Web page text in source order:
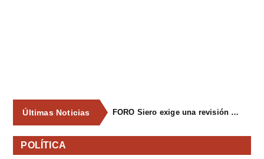
Últimas Noticias FORO Siero exige una revisión integral del servicio de recogida de residuos para acabar con los contenedores desbordados y la imagen de abandono del concejo
POLÍTICA